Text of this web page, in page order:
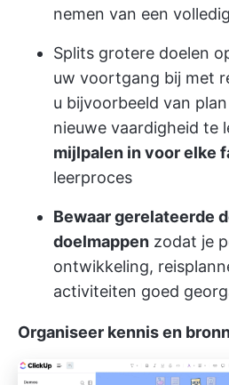
nemen van een
Splits grotere doelen
uw voortgang bij met
u bijvoorbeeld van
nieuwe vaardigheid te
mijlpalen in voor elke
leerproces
Bewaar gerelateerde
doelmappen zodat je
ontwikkeling,
activiteiten goed
Organiseer kennis en